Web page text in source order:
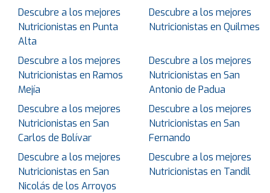
Descubre a los mejores
Nutricionistas en Punta
Alta
Descubre a los mejores
Nutricionistas en Quilmes
Descubre a los mejores
Nutricionistas en Ramos
Mejía
Descubre a los mejores
Nutricionistas en San
Antonio de Padua
Descubre a los mejores
Nutricionistas en San
Carlos de Bolívar
Descubre a los mejores
Nutricionistas en San
Fernando
Descubre a los mejores
Nutricionistas en San
Nicolás de los Arroyos
Descubre a los mejores
Nutricionistas en Tandil